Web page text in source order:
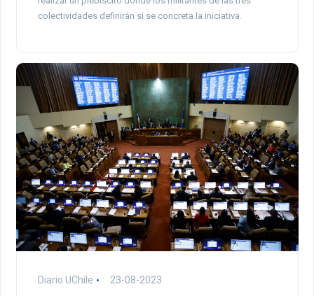
colectividades definirán si se concreta la iniciativa.
Diario UChile 23-08-2023